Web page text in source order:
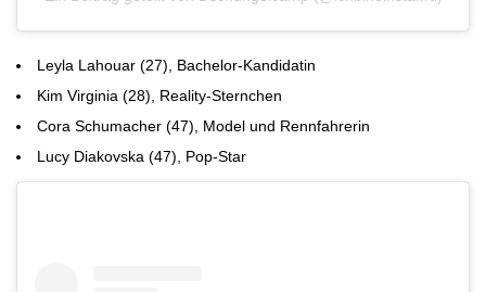
Leyla Lahouar (27), Bachelor-Kandidatin
Kim Virginia (28), Reality-Sternchen
Cora Schumacher (47), Model und Rennfahrerin
Lucy Diakovska (47), Pop-Star